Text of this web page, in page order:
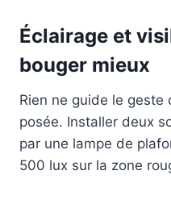
Éclairage et
bouger mieux
Rien ne guide le geste
posée. Installer deux
par une lampe de
500 lux sur la zone